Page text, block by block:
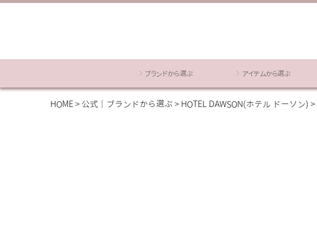
ブランドから選ぶ アイテムから選ぶ
HOME 公式｜ブランドから選ぶ HOTEL DAWSON(ホテル ドーソン)